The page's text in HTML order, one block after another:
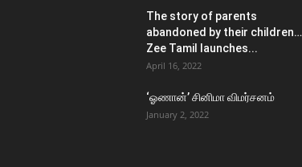
The story of parents
abandoned by their children…
Zee Tamil launches...
April 16, 2022
‘ஓணான்’ சினிமா விமர்சனம்
January 2, 2022